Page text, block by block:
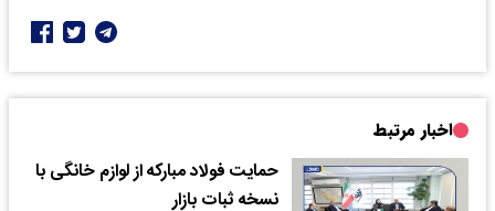
اخبار مرتبط
حمایت فولاد مبارکه از لوازم خانگی با
نسخه ثبات بازار